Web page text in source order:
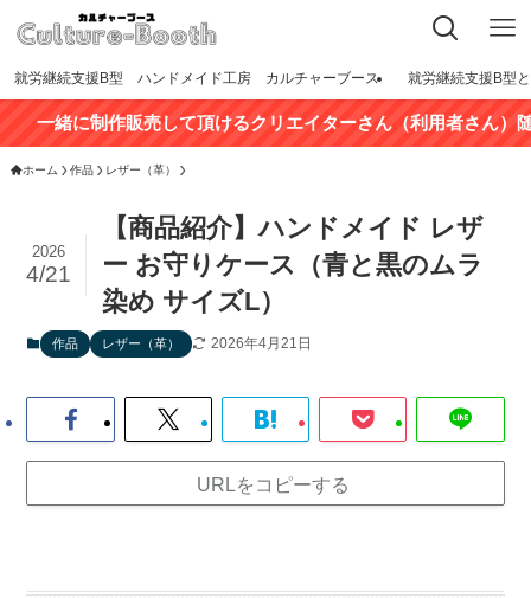
就労継続支援B型 ハンドメイド工房 カルチャーブース 就労継続支援B型
に制作販売して頂けるクリエイターさん（利用者さん）随時募
ホーム 作品 レザー（革）
【商品紹介】ハンドメイド レザ
ー お守りケース（青と黒のムラ
染め サイズL）
2026
4/21
作品 レザー（革） 2026年4月21日
URLをコピーする